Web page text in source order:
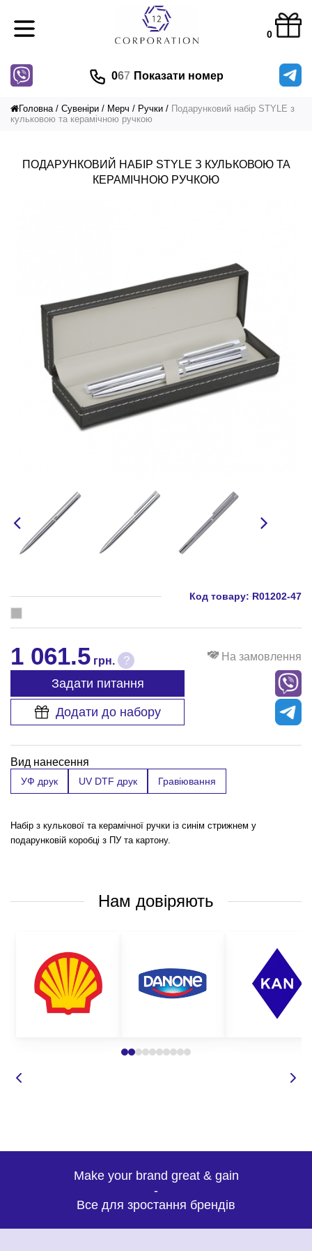
0
067 Показати номер
Головна Сувеніри Мерч Ручки
Подарунковий набір STYLE з
кульковою та керамічною ручкою
ПОДАРУНКОВИЙ НАБІР STYLE З КУЛЬКОВОЮ ТА
КЕРАМІЧНОЮ РУЧКОЮ
Код товару: R01202-47
1 061.5 грн. ? На замовлення
Задати питання
Додати до набору
Вид нанесення
УФ друк UV DTF друк Гравіювання
Набір з кулькової та керамічної ручки із синім стрижнем у
подарунковій коробці з ПУ та картону.
Нам довіряють
Make your brand great & gain
-
Все для зростання брендів